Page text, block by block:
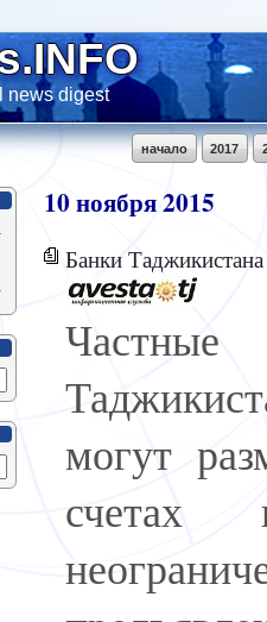
news digest
2017
начало
10ноября2015
Банки Таджикистана будут
могут
счетах